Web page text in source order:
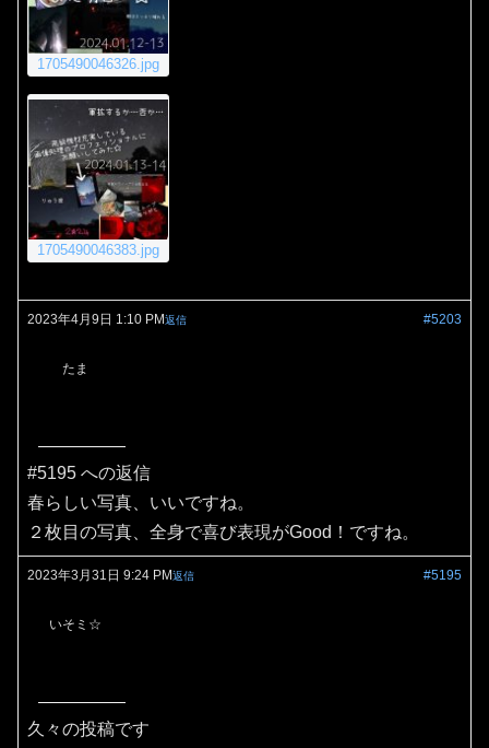
1705490046326.jpg
1705490046383.jpg
2023年4月9日 1:10 PM #5203
返信
たま
#5195 への返信
春らしい写真、いいですね。
２枚目の写真、全身で喜び表現がGood！ですね。
2023年3月31日 9:24 PM #5195
返信
いそミ☆
久々の投稿です